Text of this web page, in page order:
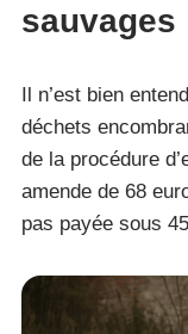
sauvages
Il n’est bien
déchets
de la procédure
amende de 68
pas payée sous